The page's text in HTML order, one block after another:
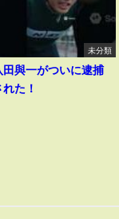
未分類
田與一がついに逮捕
れた！